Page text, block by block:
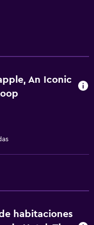
(pueden aplicar cargos
An Iconic
habitaciones